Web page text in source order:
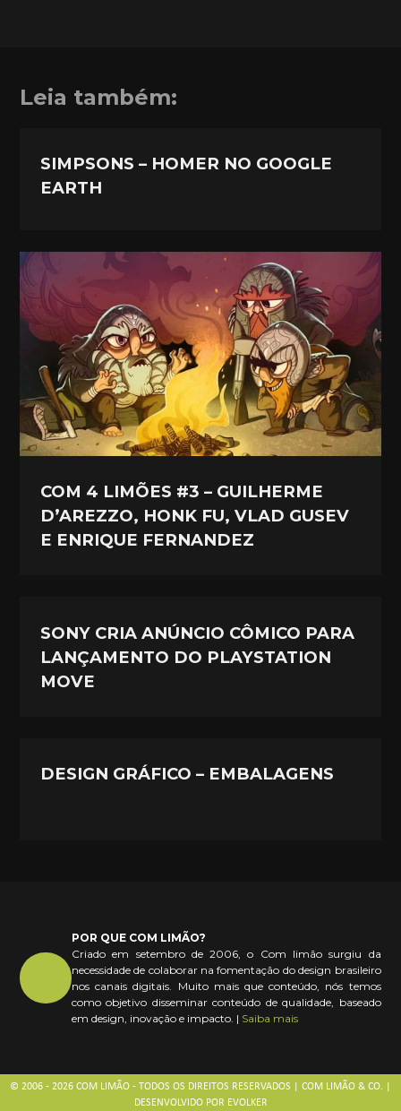
Leia também:
SIMPSONS – HOMER NO GOOGLE
EARTH
COM 4 LIMÕES #3 – GUILHERME
D’AREZZO, HONK FU, VLAD GUSEV
E ENRIQUE FERNANDEZ
SONY CRIA ANÚNCIO CÔMICO PARA
LANÇAMENTO DO PLAYSTATION
MOVE
DESIGN GRÁFICO – EMBALAGENS
POR QUE COM LIMÃO?
Criado em setembro de 2006, o Com limão surgiu da
necessidade de colaborar na fomentação do design brasileiro
nos canais digitais. Muito mais que conteúdo, nós temos
como objetivo disseminar conteúdo de qualidade, baseado
em design, inovação e impacto. | Saiba mais
© 2006 - 2026 COM LIMÃO - TODOS OS DIREITOS RESERVADOS | COM LIMÃO & CO. |
DESENVOLVIDO POR EVOLKER